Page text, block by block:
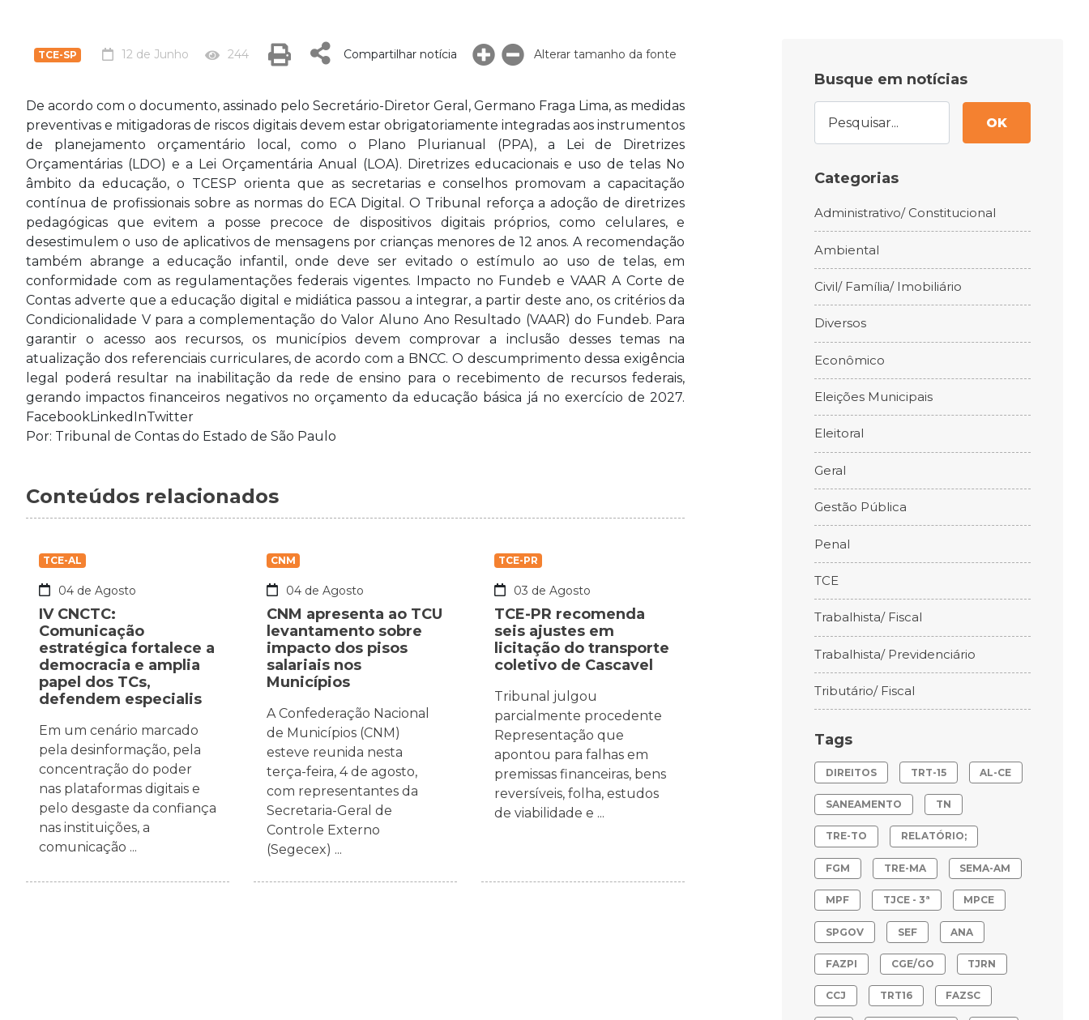
TCE-SP 12 de Junho 244 Compartilhar notícia Alterar tamanho da fonte
De acordo com o documento, assinado pelo Secretário-Diretor Geral, Germano Fraga Lima, as medidas
preventivas e mitigadoras de riscos digitais devem estar obrigatoriamente integradas aos instrumentos
de planejamento orçamentário local, como o Plano Plurianual (PPA), a Lei de Diretrizes
Orçamentárias (LDO) e a Lei Orçamentária Anual (LOA). Diretrizes educacionais e uso de telas No
âmbito da educação, o TCESP orienta que as secretarias e conselhos promovam a capacitação
contínua de profissionais sobre as normas do ECA Digital. O Tribunal reforça a adoção de diretrizes
pedagógicas que evitem a posse precoce de dispositivos digitais próprios, como celulares, e
desestimulem o uso de aplicativos de mensagens por crianças menores de 12 anos. A recomendação
também abrange a educação infantil, onde deve ser evitado o estímulo ao uso de telas, em
conformidade com as regulamentações federais vigentes. Impacto no Fundeb e VAAR A Corte de
Contas adverte que a educação digital e midiática passou a integrar, a partir deste ano, os critérios da
Condicionalidade V para a complementação do Valor Aluno Ano Resultado (VAAR) do Fundeb. Para
garantir o acesso aos recursos, os municípios devem comprovar a inclusão desses temas na
atualização dos referenciais curriculares, de acordo com a BNCC. O descumprimento dessa exigência
legal poderá resultar na inabilitação da rede de ensino para o recebimento de recursos federais,
gerando impactos financeiros negativos no orçamento da educação básica já no exercício de 2027.
FacebookLinkedInTwitter
Por: Tribunal de Contas do Estado de São Paulo
Conteúdos relacionados
TCE-AL
04 de Agosto
IV CNCTC:
Comunicação
estratégica fortalece a
democracia e amplia
papel dos TCs,
defendem especialis
Em um cenário marcado
pela desinformação, pela
concentração do poder
nas plataformas digitais e
pelo desgaste da confiança
nas instituições, a
comunicação ...
CNM
04 de Agosto
CNM apresenta ao TCU
levantamento sobre
impacto dos pisos
salariais nos
Municípios
A Confederação Nacional
de Municípios (CNM)
esteve reunida nesta
terça-feira, 4 de agosto,
com representantes da
Secretaria-Geral de
Controle Externo
(Segecex) ...
TCE-PR
03 de Agosto
TCE-PR recomenda
seis ajustes em
licitação do transporte
coletivo de Cascavel
Tribunal julgou
parcialmente procedente
Representação que
apontou para falhas em
premissas financeiras, bens
reversíveis, folha, estudos
de viabilidade e ...
Busque em notícias
OK
Categorias
Administrativo/ Constitucional
Ambiental
Civil/ Família/ Imobiliário
Diversos
Econômico
Eleições Municipais
Eleitoral
Geral
Gestão Pública
Penal
TCE
Trabalhista/ Fiscal
Trabalhista/ Previdenciário
Tributário/ Fiscal
Tags
DIREITOS TRT-15 AL-CE
SANEAMENTO TN
TRE-TO RELATÓRIO;
FGM TRE-MA SEMA-AM
MPF TJCE - 3ª MPCE
SPGOV SEF ANA
FAZPI CGE/GO TJRN
CCJ TRT16 FAZSC